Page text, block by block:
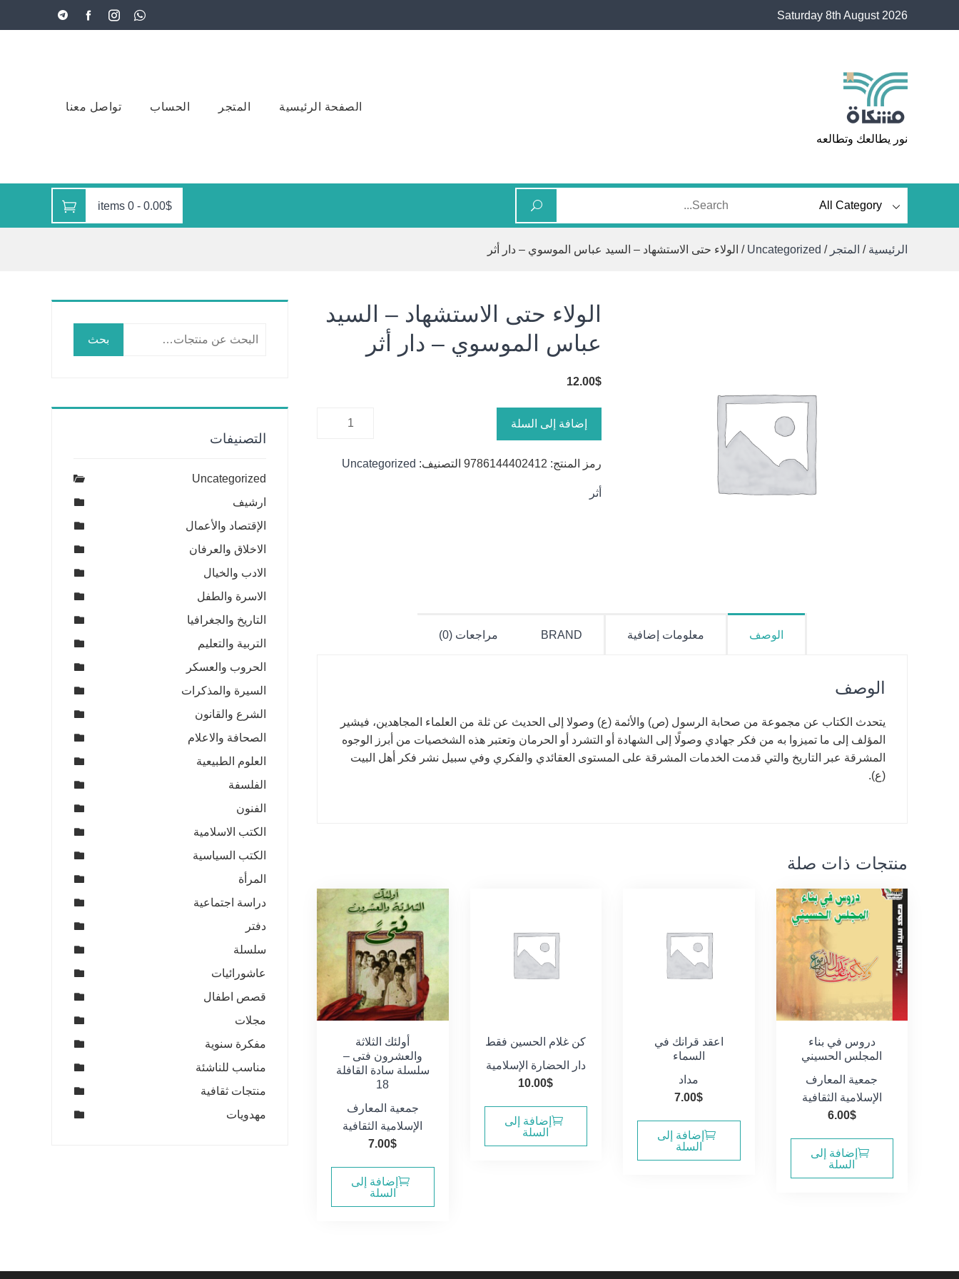
Saturday 8th August 2026
مشكاة
نور يطالعك وتطالعه
الصفحة الرئيسية المتجر الحساب تواصل معنا
0.00$
-
0 items
الرئيسية / المتجر /
Uncategorized / الولاء حتى الاستشهاد – السيد عباس الموسوي – دار أثر
الولاء حتى الاستشهاد – السيد
عباس الموسوي – دار أثر
12.00$
كمية الولاء
- السيد
إضافة إلى السلة
رمز المنتج: 9786144402412 التصنيف: Uncategorized
أثر
الوصف معلومات إضافية BRAND مراجعات (0)
الوصف
يتحدث الكتاب عن مجموعة من صحابة الرسول (ص) والأئمة (ع) وصولا إلى الحديث عن ثلة من العلماء المجاهدين، فيشير
المؤلف إلى ما تميزوا به من فكر جهادي وصولًا إلى الشهادة أو التشرد أو الحرمان وتعتبر هذه الشخصيات من أبرز الوجوه
المشرقة عبر التاريخ والتي قدمت الخدمات المشرقة على المستوى العقائدي والفكري وفي سبيل نشر فكر أهل البيت
(ع).
منتجات ذات صلة
دروس في بناء
المجلس الحسيني
جمعية المعارف
الإسلامية الثقافية
6.00$
إضافة إلى
السلة
اعقد قرانك في
السماء
مداد
7.00$
إضافة إلى
السلة
كن غلام الحسين فقط
دار الحضارة الإسلامية
10.00$
إضافة إلى
السلة
أولئك الثلاثة
والعشرون فتى –
سلسلة سادة القافلة
18
جمعية المعارف
الإسلامية الثقافية
7.00$
إضافة إلى
السلة
بحث
التصنيفات
Uncategorized
ارشيف
الإقتصاد والأعمال
الاخلاق والعرفان
الادب والخيال
الاسرة والطفل
التاريخ والجغرافيا
التربية والتعليم
الحروب والعسكر
السيرة والمذكرات
الشرع والقانون
الصحافة والاعلام
العلوم الطبيعية
الفلسفة
الفنون
الكتب الاسلامية
الكتب السياسية
المرأة
دراسة اجتماعية
دفتر
سلسلة
عاشورائيات
قصص اطفال
مجلات
مفكرة سنوية
مناسب للناشئة
منتجات ثقافية
مهدويات